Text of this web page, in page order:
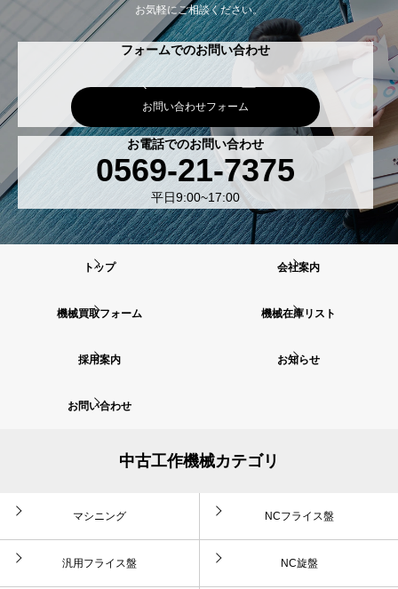
お気軽にご相談ください。
フォームでのお問い合わせ
お問い合わせフォーム
お電話でのお問い合わせ
0569-21-7375
平日9:00~17:00
トップ 会社案内
機械買取フォーム 機械在庫リスト
採用案内 お知らせ
お問い合わせ
中古工作機械カテゴリ
マシニング NCフライス盤
汎用フライス盤 NC旋盤